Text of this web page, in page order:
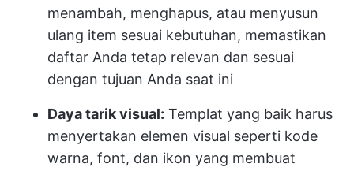
menambah, menghapus, atau menyusun
ulang item sesuai kebutuhan, memastikan
daftar Anda tetap relevan dan sesuai
dengan tujuan Anda saat ini
Daya tarik visual: Templat yang baik harus
menyertakan elemen visual seperti kode
warna, font, dan ikon yang membuat